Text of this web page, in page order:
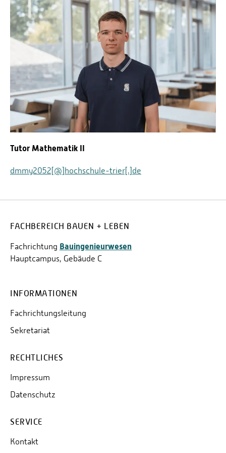
Tutor Mathematik II
dmmy2052[@]hochschule-trier[.]de
FACHBEREICH BAUEN + LEBEN
Fachrichtung Bauingenieurwesen
Hauptcampus, Gebäude C
INFORMATIONEN
Fachrichtungsleitung
Sekretariat
RECHTLICHES
Impressum
Datenschutz
SERVICE
Kontakt